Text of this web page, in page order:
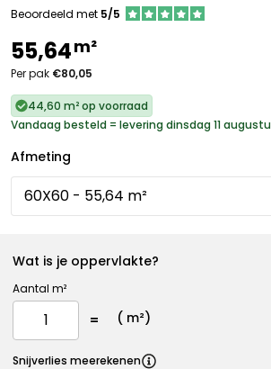
Beoordeeld met 5/5
55,64m²
Per pak €80,05
44,60 m² op voorraad
Vandaag besteld = levering dinsdag 11
Afmeting
Wat is je oppervlakte?
Aantal m²
( m²)
Snijverlies meerekenen